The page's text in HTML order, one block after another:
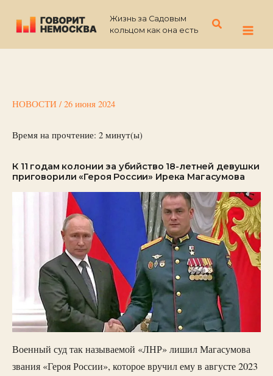
содержимому
Жизнь за Садовым
кольцом как она есть
Поиск
НОВОСТИ / 26 июня 2024
Время на прочтение: 2 минут(ы)
К 11 годам колонии за убийство 18-летней девушки
приговорили «Героя России» Ирека Магасумова
Военный суд так называемой «ЛНР» лишил Магасумова
звания «Героя России», которое вручил ему в августе 2023